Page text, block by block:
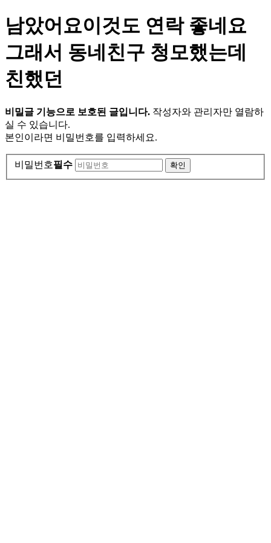
남았어요이것도 연락 좋네요
그래서 동네친구 청모했는데
친했던
비밀글 기능으로 보호된 글입니다. 작성자와 관리자만 열람하
실 수 있습니다.
본인이라면 비밀번호를 입력하세요.
비밀번호필수